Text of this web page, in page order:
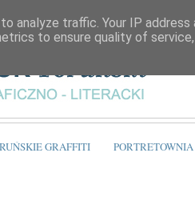
GRAFFITI
analyze traffic. Your IP address
to ensure quality of